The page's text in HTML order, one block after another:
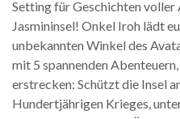
Setting für Geschichten
Jasmininsel! Onkel Iroh lädt
unbekannten Winkel des
mit 5 spannenden
erstrecken: Schützt die Insel
Hundertjährigen Krieges,